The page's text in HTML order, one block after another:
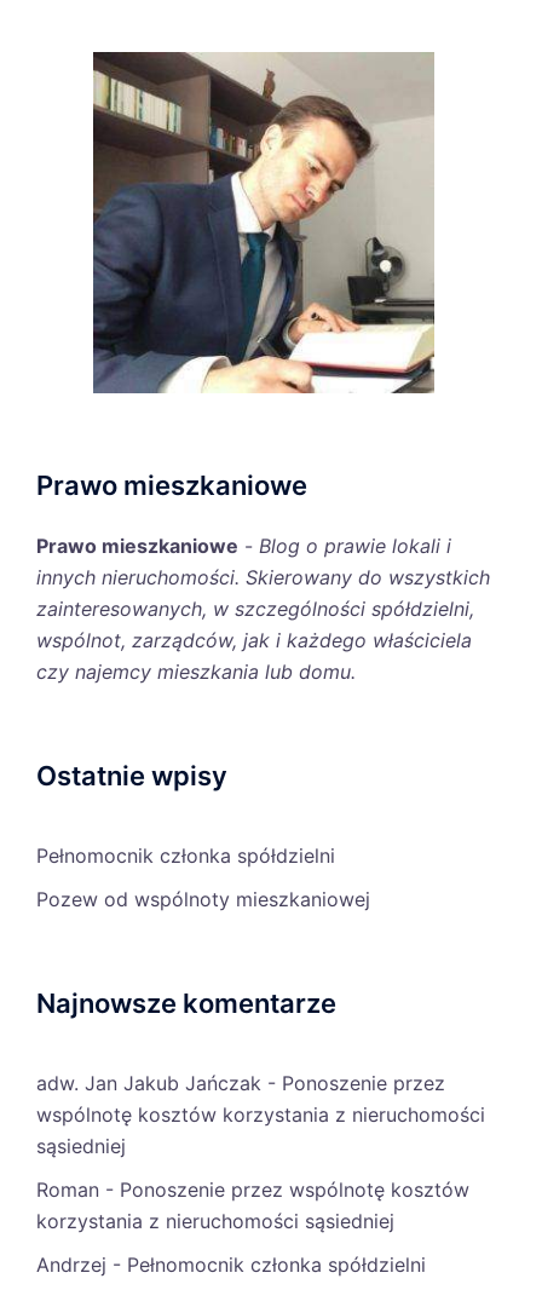
Prawo mieszkaniowe
Prawo mieszkaniowe - Blog o prawie lokali i
innych nieruchomości. Skierowany do wszystkich
zainteresowanych, w szczególności spółdzielni,
wspólnot, zarządców, jak i każdego właściciela
czy najemcy mieszkania lub domu.
Ostatnie wpisy
Pełnomocnik członka spółdzielni
Pozew od wspólnoty mieszkaniowej
Najnowsze komentarze
adw. Jan Jakub Jańczak - Ponoszenie przez
wspólnotę kosztów korzystania z nieruchomości
sąsiedniej
Roman - Ponoszenie przez wspólnotę kosztów
korzystania z nieruchomości sąsiedniej
Andrzej - Pełnomocnik członka spółdzielni